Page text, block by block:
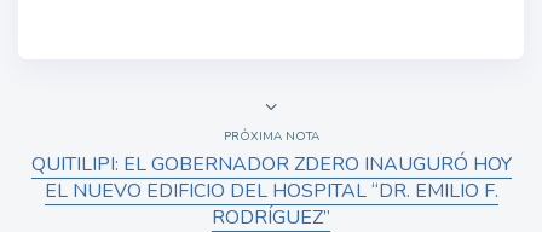
PRÓXIMA NOTA
QUITILIPI: EL GOBERNADOR ZDERO INAUGURÓ HOY
EL NUEVO EDIFICIO DEL HOSPITAL “DR. EMILIO F.
RODRÍGUEZ”